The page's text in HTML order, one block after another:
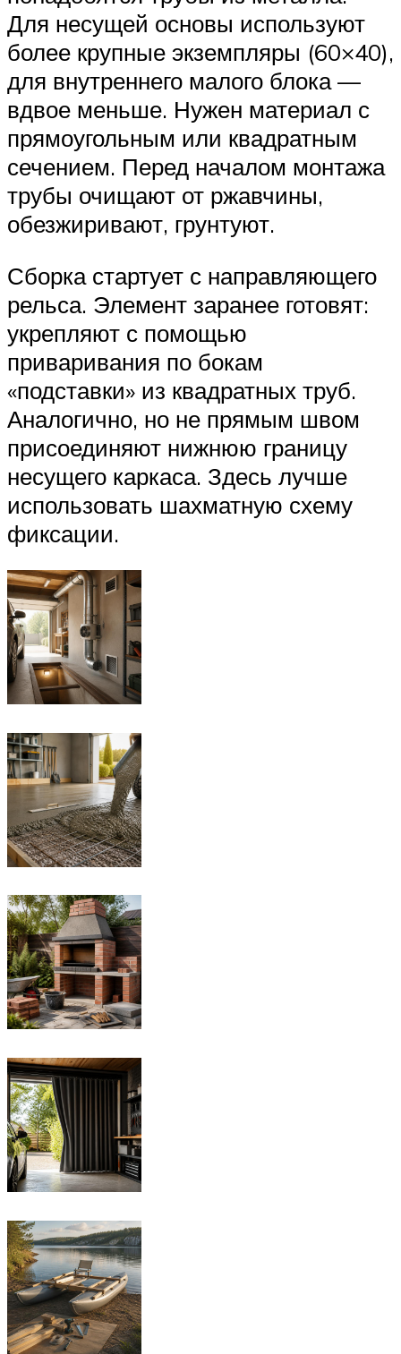
Для несущей основы используют
более крупные экземпляры (60×40),
для внутреннего малого блока —
вдвое меньше. Нужен материал с
прямоугольным или квадратным
сечением. Перед началом монтажа
трубы очищают от ржавчины,
обезжиривают, грунтуют.
Сборка стартует с направляющего
рельса. Элемент заранее готовят:
укрепляют с помощью
приваривания по бокам
«подставки» из квадратных труб.
Аналогично, но не прямым швом
присоединяют нижнюю границу
несущего каркаса. Здесь лучше
использовать шахматную схему
фиксации.